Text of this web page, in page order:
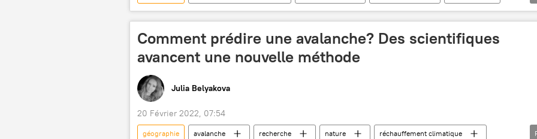
Ukraine
bourde
Comment prédire une avalanche? Des scientifiques
avancent une nouvelle méthode
Julia Belyakova
20 Février 2022, 07:54
géographie avalanche recherche nature
réchauffement climatique